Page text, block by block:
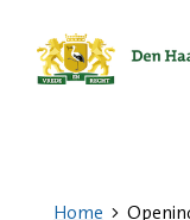
Ga
Home